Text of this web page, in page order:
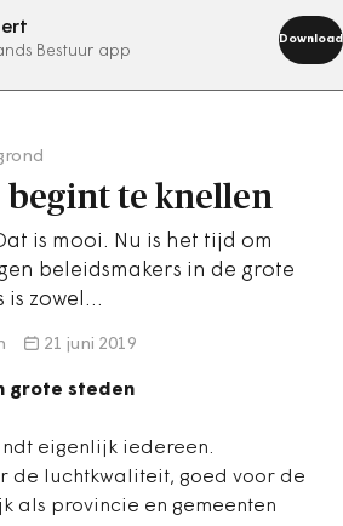
Bestuur app
Download
nu
begint te knellen
is mooi. Nu is het tijd om
beleidsmakers in de grote
is zowel…
21 juni 2019
grote steden
eigenlijk iedereen.
de luchtkwaliteit, goed voor de
als provincie en gemeenten